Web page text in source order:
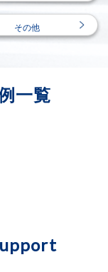
その他
一覧